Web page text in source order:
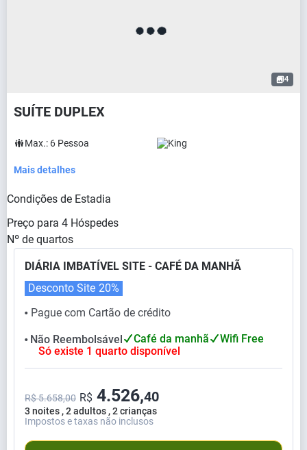
4
SUÍTE DUPLEX
Max.: 6 Pessoa King
Mais detalhes
Condições de Estadia
Preço para 4 Hóspedes
Nº de quartos
DIÁRIA IMBATÍVEL SITE - CAFÉ DA MANHÃ
⬤ Pague com Cartão de crédito
Desconto Site 20%
⬤ Não Reembolsável Café da manhã
Wifi Free
Só existe 1 quarto disponível
3 noites , 2 adultos , 2 crianças
R$ 5.658,00 R$ 4.526,40
Impostos e taxas não inclusos